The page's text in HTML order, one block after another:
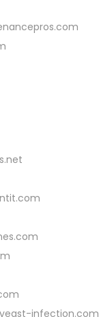
infection.com